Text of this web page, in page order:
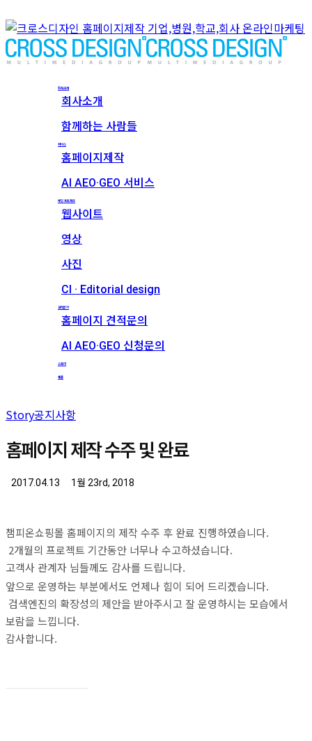
회사소개
회사소개
함께하는 사람들
서비스
홈페이지제작
AI AEO·GEO 서비스
메인 프로젝트
웹사이트
영상
사진
CI · Editorial design
견적문의
홈페이지 견적문의
AI AEO·GEO 신청문의
스토리
채용
Story공지사항
홈페이지 제작 수주 및 완료
2017.04.13 1월 23rd, 2018
챔피온쇼핑몰 홈페이지의 제작 수주 후 완료 진행하였습니다.
2개월의 프로젝트 기간동안 너무나 수고하셨습니다.
고객사 관계자 님들께도 감사를 드립니다.
앞으로 운영하는 부분에서도 언제나 힘이 되어 드리겠습니다.
검색엔진의 확장성의 제안을 받아주시고 잘 운영하시는 모습에서
보람을 느낍니다.
감사합니다.